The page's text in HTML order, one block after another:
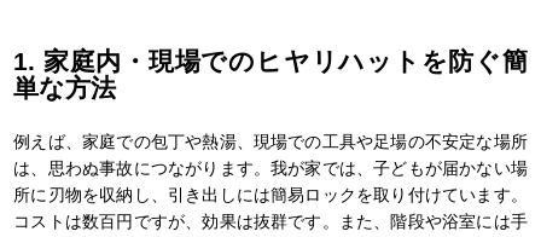
1. 家庭内・現場でのヒヤリハットを防ぐ簡
単な方法
例えば、家庭での包丁や熱湯、現場での工具や足場の不安定な場所
は、思わぬ事故につながります。我が家では、子どもが届かない場
所に刃物を収納し、引き出しには簡易ロックを取り付けています。
コストは数百円ですが、効果は抜群です。また、階段や浴室には手